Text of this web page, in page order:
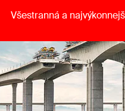
Všestranná a